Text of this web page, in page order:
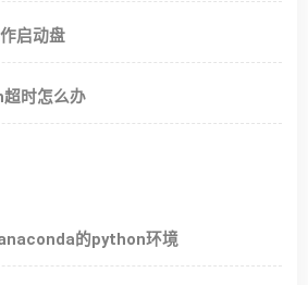
启动盘
时怎么办
的python环境